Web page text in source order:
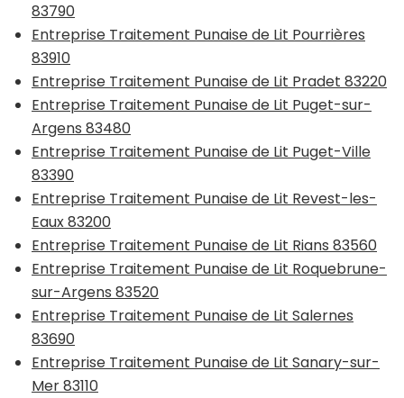
83790
Entreprise Traitement Punaise de Lit Pourrières
83910
Entreprise Traitement Punaise de Lit Pradet 83220
Entreprise Traitement Punaise de Lit Puget-sur-
Argens 83480
Entreprise Traitement Punaise de Lit Puget-Ville
83390
Entreprise Traitement Punaise de Lit Revest-les-
Eaux 83200
Entreprise Traitement Punaise de Lit Rians 83560
Entreprise Traitement Punaise de Lit Roquebrune-
sur-Argens 83520
Entreprise Traitement Punaise de Lit Salernes
83690
Entreprise Traitement Punaise de Lit Sanary-sur-
Mer 83110